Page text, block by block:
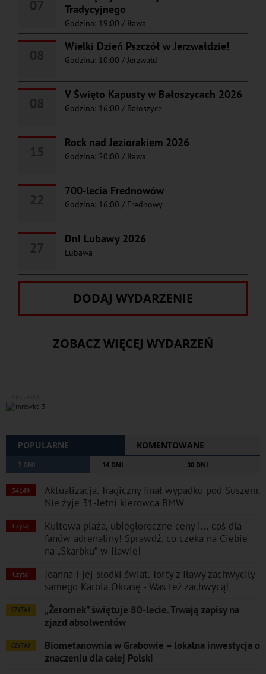
Tradycyjnego
Godzina: 19:00 / Iława
Wielki Dzień Pszczół w Jerzwałdzie!
Godzina: 10:00 / Jerzwałd
V Święto Kapusty w Bałoszycach 2026
Godzina: 16:00 / Bałoszyce
Rock nad Jeziorakiem 2026
Godzina: 20:00 / Iława
700-lecia Frednowów
Godzina: 16:00 / Frednowy
Dni Lubawy 2026
Lubawa
DODAJ WYDARZENIE
ZOBACZ WIĘCEJ WYDARZEŃ
POPULARNE KOMENTOWANE
7 DNI 14 DNI 30 DNI
34149
Aktualizacja. Tragiczny finał wypadku pod Suszem.
Nie żyje 31-letni kierowca BMW
Czytaj
Kultowa plaża, ubiegłoroczne ceny i... coś dla
fanów adrenaliny! Sprawdź, co czeka na Ciebie
na „Skarbku” w Iławie!
Czytaj
Joanna i jej słodki świat. Torty z Iławy zachwyciły
samego Karola Okrasę - Was też zachwycą!
CZYTAJ
„Żeromek” świętuje 80-lecie. Trwają zapisy na
zjazd absolwentów
CZYTAJ
Biometanownia w Grabowie – lokalna inwestycja o
znaczeniu dla całej Polski